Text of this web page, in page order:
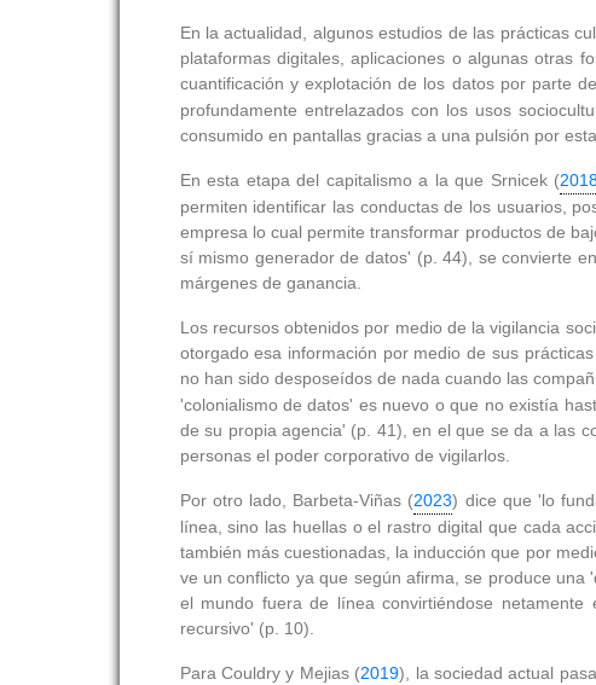
En la actualidad, algunos estudios de las prácticas
plataformas digitales, aplicaciones o algunas otras
cuantificación y explotación de los datos por parte
profundamente entrelazados con los usos
consumido en pantallas gracias a una pulsión por
En esta etapa del capitalismo a la que Srnicek (
permiten identificar las conductas de los usuarios,
empresa lo cual permite transformar productos de
sí mismo generador de datos' (p. 44), se convierte
márgenes de ganancia.
Los recursos obtenidos por medio de la vigilancia
otorgado esa información por medio de sus
no han sido desposeídos de nada cuando las
'colonialismo de datos' es nuevo o que no existía
de su propia agencia' (p. 41), en el que se da a las
personas el poder corporativo de vigilarlos.
Por otro lado, Barbeta-Viñas (2023) dice que 'lo
línea, sino las huellas o el rastro digital que cada
también más cuestionadas, la inducción que por
ve un conflicto ya que según afirma, se produce
el mundo fuera de línea convirtiéndose
recursivo' (p. 10).
Para Couldry y Mejias (2019), la sociedad actual